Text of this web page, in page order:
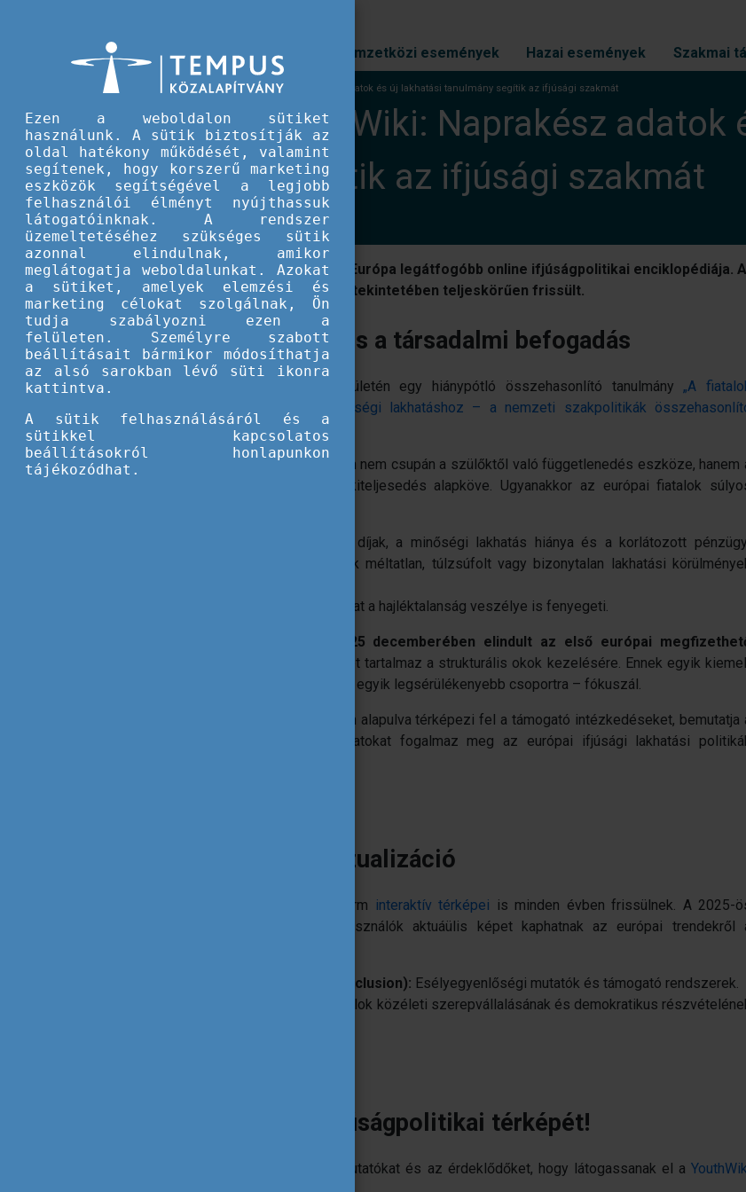
Prioritások Nemzetközi események Hazai események Szakmai
EU IFJÚSÁG Frissült a YouthWiki: Naprakész adatok és új lakhatási tanulmány segítik az ifjúsági szakmát
Frissült a YouthWiki: Naprakész adatok
tanulmány segítik az ifjúsági szakmát
Mérföldkőhöz érkezett a YouthWiki, Európa legátfogóbb online ifjúságpolitikai enciklopédiája. A
platform tartalma minden tagország tekintetében teljeskörűen frissült.
Fókuszban a lakhatás és a társadalmi befogadás
felületén egy hiánypótló összehasonlító tanulmány „A
hozzáférése a megfizethető és minőségi lakhatáshoz – a nemzeti szakpolitikák
elemzése” címmel.
A tanulmány rávilágít, hogy a saját otthon nem csupán a szülőktől való függetlenedés eszköze, hanem
fiatalok életének minden területén a kiteljesedés alapköve. Ugyanakkor az európai fiatalok
A magas ingatlanárak és bérleti díjak, a minőségi lakhatás hiánya és a korlátozott
eszközök sokakat kényszerítenek méltatlan, túlzsúfolt vagy bizonytalan lakhatási
Szélsőséges esetekben a fiatalokat a hajléktalanság veszélye is fenyegeti.
2025 decemberében elindult az első európai
, amely konkrét lépéseket tartalmaz a strukturális okok kezelésére. Ennek egyik
pillére kifejezetten a fiatalokra - mint az egyik legsérülékenyebb csoportra – fókuszál.
A YouthWiki jelentése 34 ország adatain alapulva térképezi fel a támogató intézkedéseket, bemutatja
visszatérő jó gyakorlatokat, és javaslatokat fogalmaz meg az európai ifjúsági lakhatási
Interaktív adatok és vizualizáció
A szöveges tartalmak mellett a platform interaktív térképei is minden évben frissülnek. A 2025-
évben fejlesztett térképekkel a felhasználók aktuáülis képet kaphatnak az európai trendekről
Társadalmi befogadás (Social Inclusion): Esélyegyenlőségi mutatók és támogató rendszerek.
A fiatalok közéleti szerepvállalásának és demokratikus
Fedezze fel Európa ifjúságpolitikai térképét!
Bátorítjuk az ifjúsági szakembereket, kutatókat és az érdeklődőket, hogy látogassanak el a
Ezen a weboldalon sütiket
használunk. A sütik biztosítják az
oldal hatékony működését, valamint
segítenek, hogy korszerű marketing
eszközök segítségével a legjobb
felhasználói élményt nyújthassuk
látogatóinknak. A rendszer
üzemeltetéséhez szükséges sütik
azonnal elindulnak, amikor
meglátogatja weboldalunkat. Azokat
a sütiket, amelyek elemzési és
marketing célokat szolgálnak, Ön
tudja szabályozni ezen a
felületen. Személyre szabott
beállításait bármikor módosíthatja
az alsó sarokban lévő süti ikonra
kattintva.
A sütik felhasználásáról és a
sütikkel kapcsolatos
beállításokról honlapunkon
tájékozódhat.